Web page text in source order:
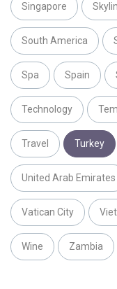
Singapore
South America
Spa Spain
Technology
Travel Turkey
United Arab Emirates
Vatican City
Wine Zambia